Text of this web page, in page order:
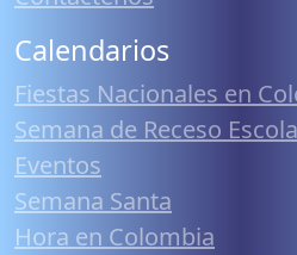
Calendarios
Fiestas Nacionales en
Semana de Receso
Eventos
Semana Santa
Hora en Colombia